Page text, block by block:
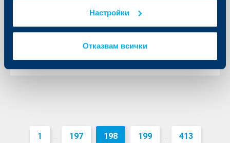
Настройки
Отказвам всички
Технически проблем
14 март 2018
1 ... 197 198 199 ... 413